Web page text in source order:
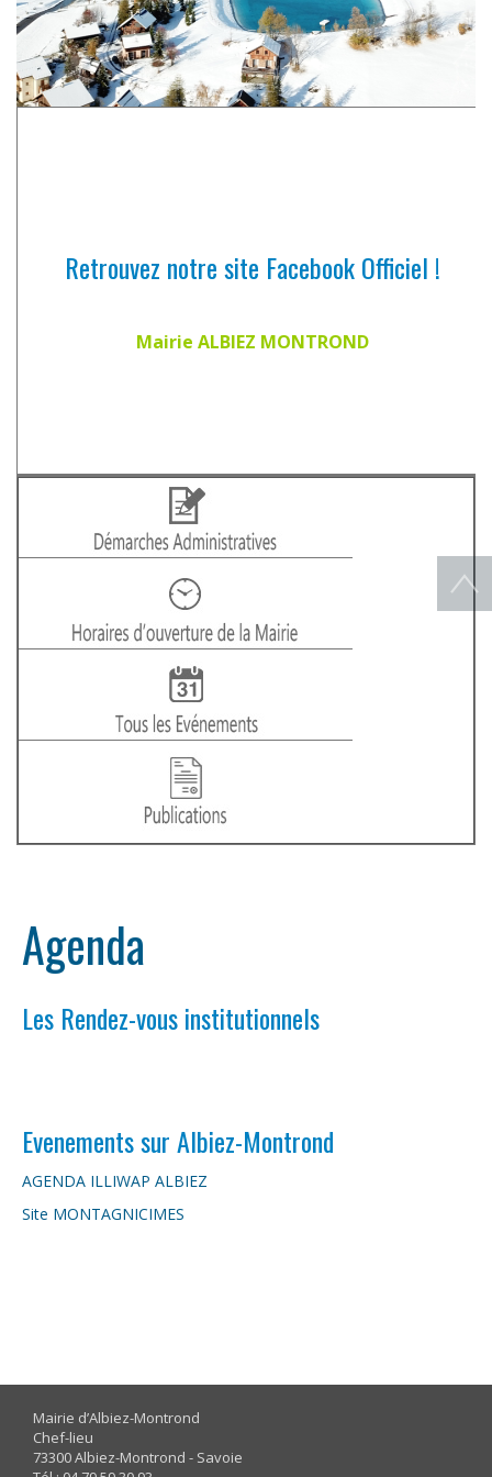
Retrouvez notre site Facebook Officiel !
Mairie ALBIEZ MONTROND
Agenda
Les Rendez-vous institutionnels
Evenements sur Albiez-Montrond
AGENDA ILLIWAP ALBIEZ
Site MONTAGNICIMES
Mairie d’Albiez-Montrond
Chef-lieu
73300 Albiez-Montrond - Savoie